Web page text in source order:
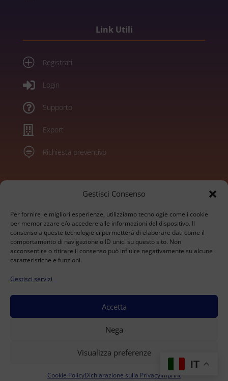
Gestisci Consenso
Per fornire le migliori esperienze, utilizziamo tecnologie come i cookie
per memorizzare e/o accedere alle informazioni del dispositivo. Il
consenso a queste tecnologie ci permetterà di elaborare dati come il
comportamento di navigazione o ID unici su questo sito. Non
acconsentire o ritirare il consenso può influire negativamente su alcune
caratteristiche e funzioni.
Gestisci servizi
Accetta
Nega
Visualizza preferenze
Cookie PolicyDichiarazione sulla PrivacyImprint
Link Utili
P Registrati
 Login
 Supporto
 Export
 Richiesta preventivo
Marchi
Konica Minolta
Sharp
Olivetti
Ricoh
Xerox
© 2026 BrioTech Srl - Via alle Fabbriche 105 - Caselle
Torinese - P.IVA 09207530016 - Capitale Sociale 10.000
Cookie Policy (UE)–
Disconoscimento–Imprint–Termini e condizioni
IT